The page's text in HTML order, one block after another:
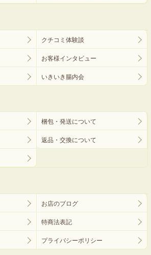
クチコミ体験談
お客様インタビュー
いきいき腸内会
梱包・発送について
返品・交換について
お店のブログ
特商法表記
プライバシーポリシー